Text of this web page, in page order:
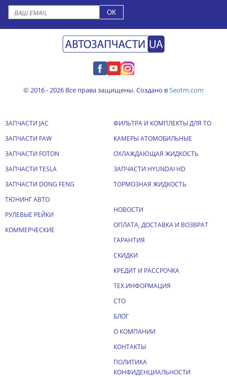
© 2016 - 2026 Все права защищены. Создано вSeotm.com
ЗАПЧАСТИ JAC
ЗАПЧАСТИ FAW
ЗАПЧАСТИ FOTON
ЗАПЧАСТИ TESLA
ЗАПЧАСТИ DONG FENG
ТЮНИНГ АВТО
РУЛЕВЫЕ РЕЙКИ
КОММЕРЧЕСКИЕ
ФИЛЬТРА И КОМПЛЕКТЫ ДЛЯ ТО
КАМЕРЫ АТОМОБИЛЬНЫЕ
ОХЛАЖДАЮЩАЯ ЖИДКОСТЬ
ЗАПЧАСТИ HYUNDAI HD
ТОРМОЗНАЯ ЖИДКОСТЬ
НОВОСТИ
ОПЛАТА, ДОСТАВКА И ВОЗВРАТ
ГАРАНТИЯ
СКИДКИ
КРЕДИТ И РАССРОЧКА
ТЕХ.ИНФОРМАЦИЯ
СТО
БЛОГ
О КОМПАНИИ
КОНТАКТЫ
ПОЛИТИКА
КОНФИДЕНЦИАЛЬНОСТИ